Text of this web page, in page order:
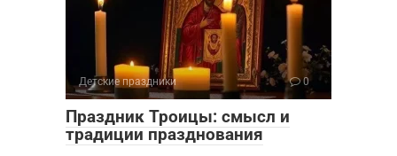
Детские праздники 0
Праздник Троицы: смысл и
традиции празднования